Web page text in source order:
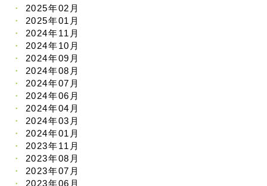
2025年02月
2025年01月
2024年11月
2024年10月
2024年09月
2024年08月
2024年07月
2024年06月
2024年04月
2024年03月
2024年01月
2023年11月
2023年08月
2023年07月
2023年06月